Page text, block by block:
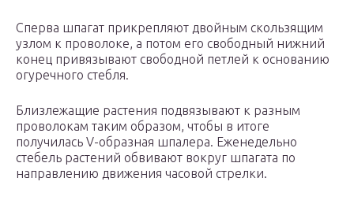
Сперва шпагат прикрепляют двойным скользящим
узлом к проволоке, а потом его свободный нижний
конец привязывают свободной петлей к основанию
огуречного стебля.
Близлежащие растения подвязывают к разным
проволокам таким образом, чтобы в итоге
получилась V-образная шпалера. Еженедельно
стебель растений обвивают вокруг шпагата по
направлению движения часовой стрелки.